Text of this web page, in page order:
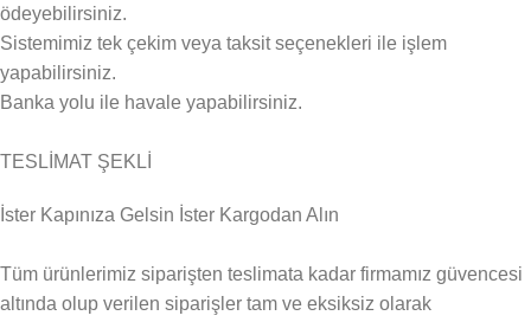
ödeyebilirsiniz.
Sistemimiz tek çekim veya taksit seçenekleri ile işlem
yapabilirsiniz.
Banka yolu ile havale yapabilirsiniz.
TESLİMAT ŞEKLİ
İster Kapınıza Gelsin İster Kargodan Alın
Tüm ürünlerimiz siparişten teslimata kadar firmamız güvencesi
altında olup verilen siparişler tam ve eksiksiz olarak